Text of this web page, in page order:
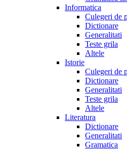
Informatica
Culegeri de
Dictionare
Generalitati
Teste grila
Altele
Istorie
Culegeri de
Dictionare
Generalitati
Teste grila
Altele
Literatura
Dictionare
Generalitati
Gramatica